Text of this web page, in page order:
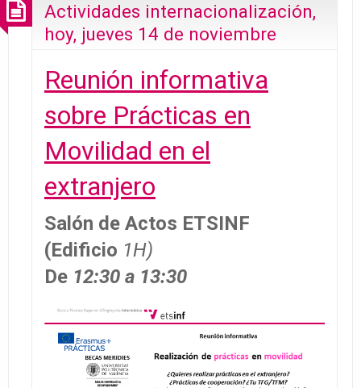
Actividades internacionalización,
hoy, jueves 14 de noviembre
Reunión informativa
sobre Prácticas en
Movilidad en el
extranjero
Salón de Actos ETSINF
(Edificio 1H)
De 12:30 a 13:30